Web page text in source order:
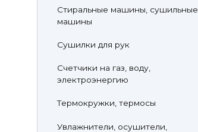
Стиральные машины, сушильные
машины
Сушилки для рук
Счетчики на газ, воду,
электроэнергию
Термокружки, термосы
Увлажнители, осушители,